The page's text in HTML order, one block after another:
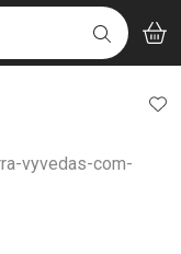
BUSCAR